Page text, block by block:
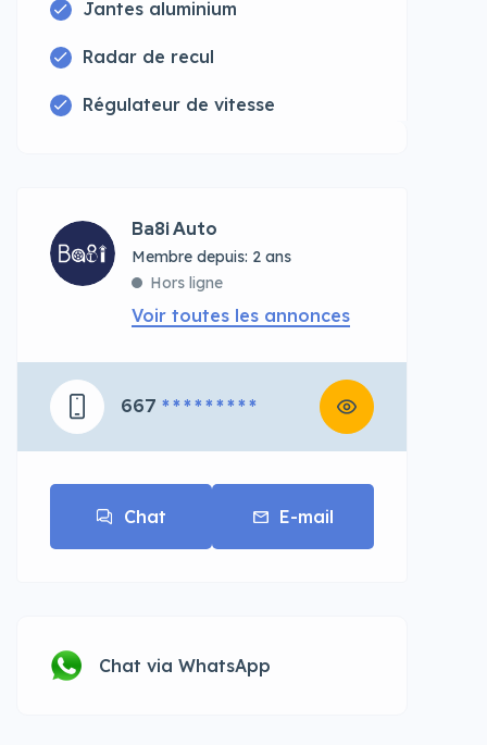
Jantes aluminium
Radar de recul
Régulateur de vitesse
Ba8i Auto
Membre depuis: 2 ans
Hors ligne
Voir toutes les annonces
667 * * * * * * * * *
Chat E-mail
Chat via WhatsApp